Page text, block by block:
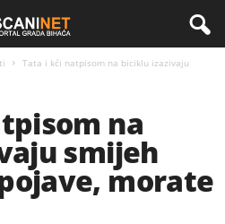
Tata i kći natpisom na biciklu izazivaju
na
smijeh
morate